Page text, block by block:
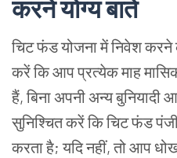
करने योग्य बातें
चिट फंड योजना में निवेश करने
करें कि आप प्रत्येक माह
हैं, बिना अपनी अन्य
सुनिश्चित करें कि चिट फंड
करता है; यदि नहीं, तो आप